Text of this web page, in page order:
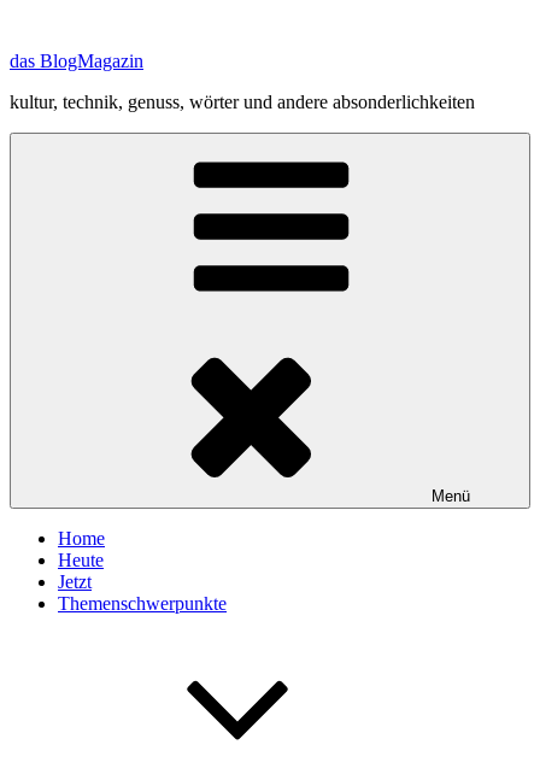
springen
das BlogMagazin
kultur, technik, genuss, wörter und andere absonderlichkeiten
Menü
Home
Heute
Jetzt
Themenschwerpunkte